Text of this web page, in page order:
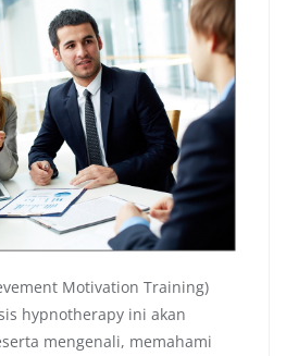
Motivation Training)
hypnotherapy ini akan
mengenali, memahami